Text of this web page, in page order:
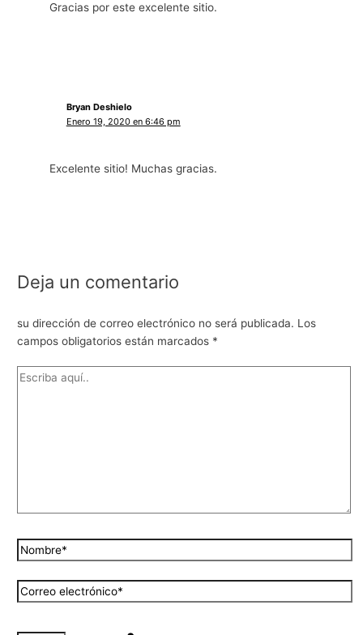
Gracias por este excelente sitio.
Bryan Deshielo
Enero 19, 2020 en 6:46 pm
Excelente sitio! Muchas gracias.
Deja un comentario
su dirección de correo electrónico no será publicada. Los
campos obligatorios están marcados *